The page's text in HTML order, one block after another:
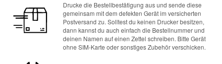
Drucke die Bestellbestätigung aus und sende diese
gemeinsam mit dem defekten Gerät im versicherten
Postversand zu. Solltest du keinen Drucker besitzen,
dann kannst du auch einfach die Bestellnummer und
deinen Namen auf einen Zettel schreiben. Bitte Gerät
ohne SIM-Karte oder sonstiges Zubehör verschicken.